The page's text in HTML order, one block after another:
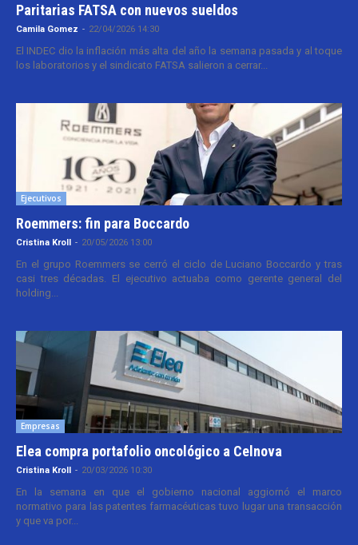
Paritarias FATSA con nuevos sueldos
Camila Gomez - 22/04/2026 14:30
El INDEC dio la inflación más alta del año la semana pasada y al toque
los laboratorios y el sindicato FATSA salieron a cerrar...
Ejecutivos
Roemmers: fin para Boccardo
Cristina Kroll - 20/05/2026 13:00
En el grupo Roemmers se cerró el ciclo de Luciano Boccardo y tras
casi tres décadas. El ejecutivo actuaba como gerente general del
holding...
Empresas
Elea compra portafolio oncológico a Celnova
Cristina Kroll - 20/03/2026 10:30
En la semana en que el gobierno nacional aggiornó el marco
normativo para las patentes farmacéuticas tuvo lugar una transacción
y que va por...